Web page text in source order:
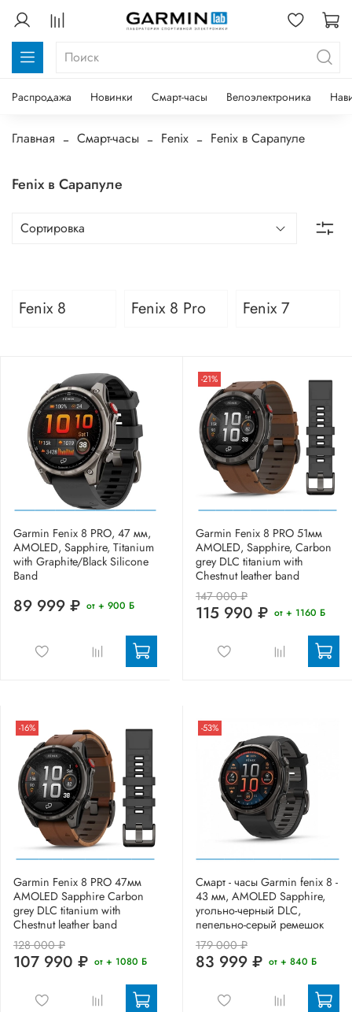
Распродажа Новинки Смарт-часы Велоэлектроника
Главная Смарт-часы Fenix Fenix в Сарапуле
Fenix в Сарапуле
Fenix 8 Fenix 8 Pro Fenix 7
Garmin Fenix 8 PRO, 47 мм,
AMOLED, Sapphire, Titanium
with Graphite/Black Silicone
Band
89 999 ₽ от + 900 Б
-21%
Garmin Fenix 8 PRO 51мм
AMOLED, Sapphire, Carbon
grey DLC titanium with
Chestnut leather band
147 000 ₽
115 990 ₽ от + 1160 Б
-16%
Garmin Fenix 8 PRO 47мм
AMOLED Sapphire Carbon
grey DLC titanium with
Chestnut leather band
128 000 ₽
107 990 ₽ от + 1080 Б
-53%
Смарт - часы Garmin fenix 8 -
43 мм, AMOLED Sapphire,
угольно-черный DLC,
пепельно-серый ремешок
179 000 ₽
83 999 ₽ от + 840 Б